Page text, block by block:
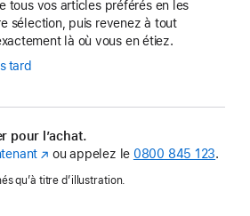
tous vos articles préférés en les
sélection, puis revenez à tout
là où vous en étiez.
tard
pour l’achat.
(s’ouvre
une
ou appelez le 0800 845 123.
qu’à titre d’illustration.